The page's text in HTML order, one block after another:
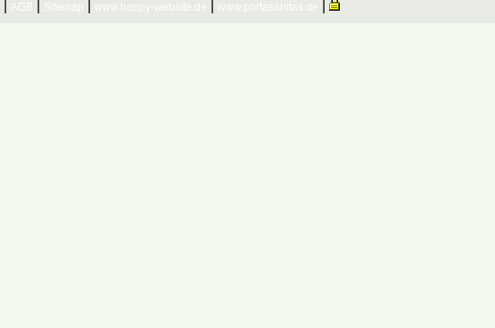
AGB Sitemap www.happy-website.de www.portasanitas.de